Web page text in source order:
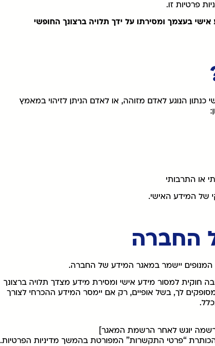
פרטיות זו.
בעצמך ומסירתו על ידך תלויה ברצונך החופשי
1981 מגדיר מידע אישי כנתון הנוגע לאדם מזוהה, או לאדם הניתן לזיהוי במאמץ
או התרבותי
של המידע האישי.
יישמר במאגר המידע של החברה.
למסור מידע אישי ומסירת מידע מצדך תלויה ברצונך
לך, בשל אופיים, רק אם יימסר המידע ההכרחי לצורך
יוגש לאחר הרשמת המאגר]
“פרטי התקשרות” המפורטת בהמשך מדיניות הפרטיות.